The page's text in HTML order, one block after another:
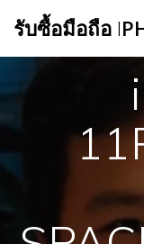
รับซื้อมือถือ I